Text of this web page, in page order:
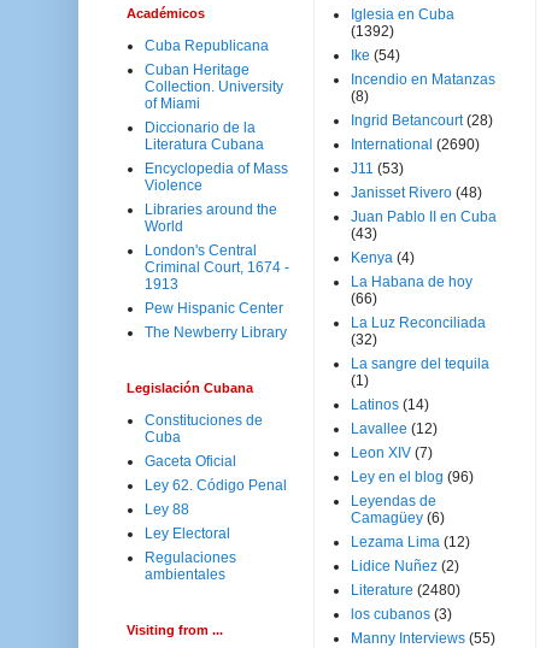
Académicos
Cuba Republicana
Cuban Heritage
Collection. University
of Miami
Diccionario de la
Literatura Cubana
Encyclopedia of Mass
Violence
Libraries around the
World
London's Central
Criminal Court, 1674 -
1913
Pew Hispanic Center
The Newberry Library
Legislación Cubana
Constituciones de
Cuba
Gaceta Oficial
Ley 62. Código Penal
Ley 88
Ley Electoral
Regulaciones
ambientales
Visiting from ...
Iglesia en Cuba
(1392)
Ike (54)
Incendio en Matanzas
(8)
Ingrid Betancourt (28)
International (2690)
J11 (53)
Janisset Rivero (48)
Juan Pablo II en Cuba
(43)
Kenya (4)
La Habana de hoy
(66)
La Luz Reconciliada
(32)
La sangre del tequila
(1)
Latinos (14)
Lavallee (12)
Leon XIV (7)
Ley en el blog (96)
Leyendas de
Camagüey (6)
Lezama Lima (12)
Lidice Nuñez (2)
Literature (2480)
los cubanos (3)
Manny Interviews (55)